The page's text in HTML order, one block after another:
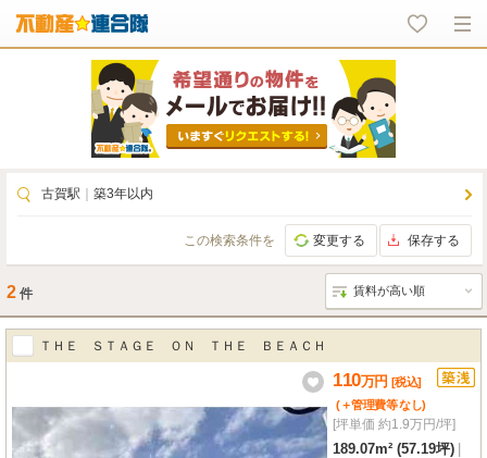
古賀駅 築3年以内
この検索条件を 変更する 保存する
2 件
ＴＨＥ ＳＴＡＧＥ ＯＮ ＴＨＥ ＢＥＡＣＨ
110万円 [税込]
(＋管理費等なし)
[坪単価 約1.9万円/坪]
189.07m² (57.19坪)